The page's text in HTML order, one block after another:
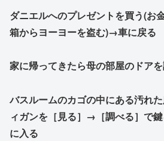
ダニエルへのプレゼントを買う(お
箱からヨーヨーを盗む)→車に戻る
家に帰ってきたら母の部屋のドア
バスルームのカゴの中にある汚れ
ィガンを［見る］→［調べる］で
に入る